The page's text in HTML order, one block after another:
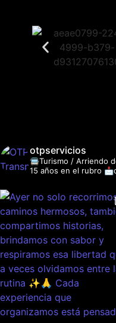
otpservicios
🚍Turismo / Arriendo
15 años en el rubro